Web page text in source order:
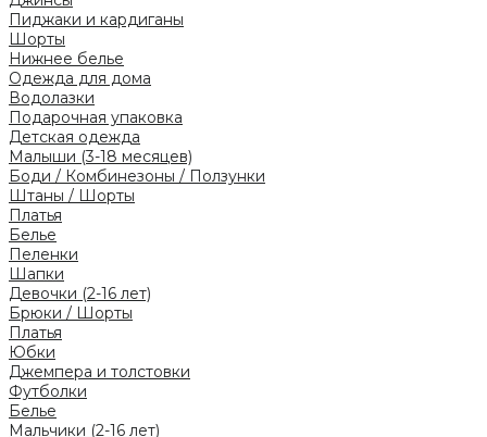
Пиджаки и кардиганы
Шорты
Нижнее белье
Одежда для дома
Водолазки
Подарочная упаковка
Детская одежда
Малыши (3-18 месяцев)
Боди / Комбинезоны / Ползунки
Штаны / Шорты
Платья
Белье
Пеленки
Шапки
Девочки (2-16 лет)
Брюки / Шорты
Платья
Юбки
Джемпера и толстовки
Футболки
Белье
Мальчики (2-16 лет)